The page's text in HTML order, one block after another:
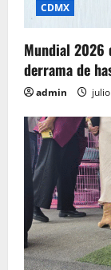
n
t
r
a
d
a
s
CDMX
Mundial 2026
derrama de
admin